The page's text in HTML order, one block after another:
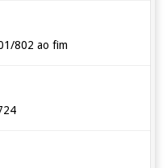
802 ao fim